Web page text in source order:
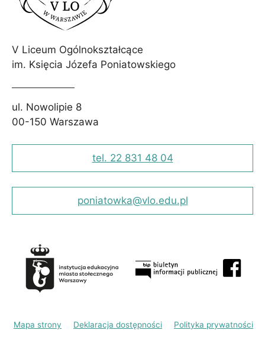
V Liceum Ogólnokształcące
im. Księcia Józefa Poniatowskiego
ul. Nowolipie 8
00-150 Warszawa
tel. 22 831 48 04
poniatowka@vlo.edu.pl
Mapa strony Deklaracja dostępności Polityka prywatności